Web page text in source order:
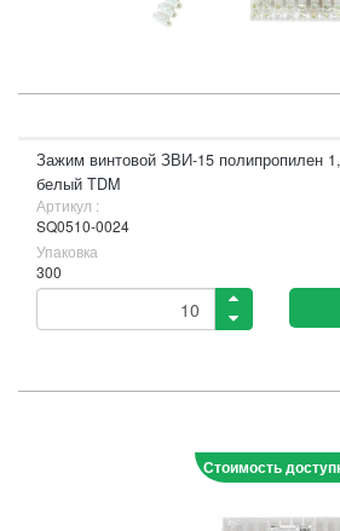
Зажим винтовой ЗВИ-15 полипропилен
белый TDM
Артикул :
SQ0510-0024
Упаковка
300
Стоимость